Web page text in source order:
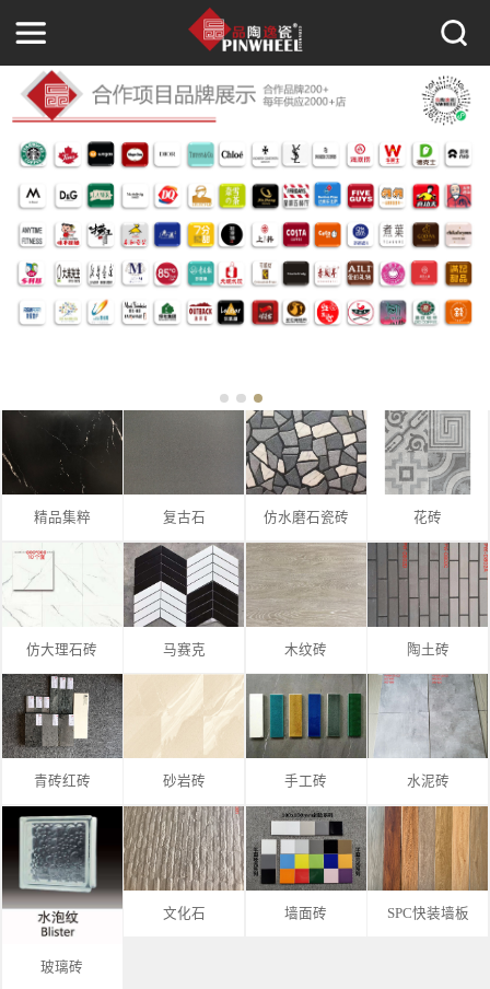
精品集粹 复古石 仿水磨石瓷砖 花砖
仿大理石砖 马赛克 木纹砖 陶土砖
青砖红砖 砂岩砖 手工砖 水泥砖
玻璃砖
文化石 墙面砖 SPC快装墙板